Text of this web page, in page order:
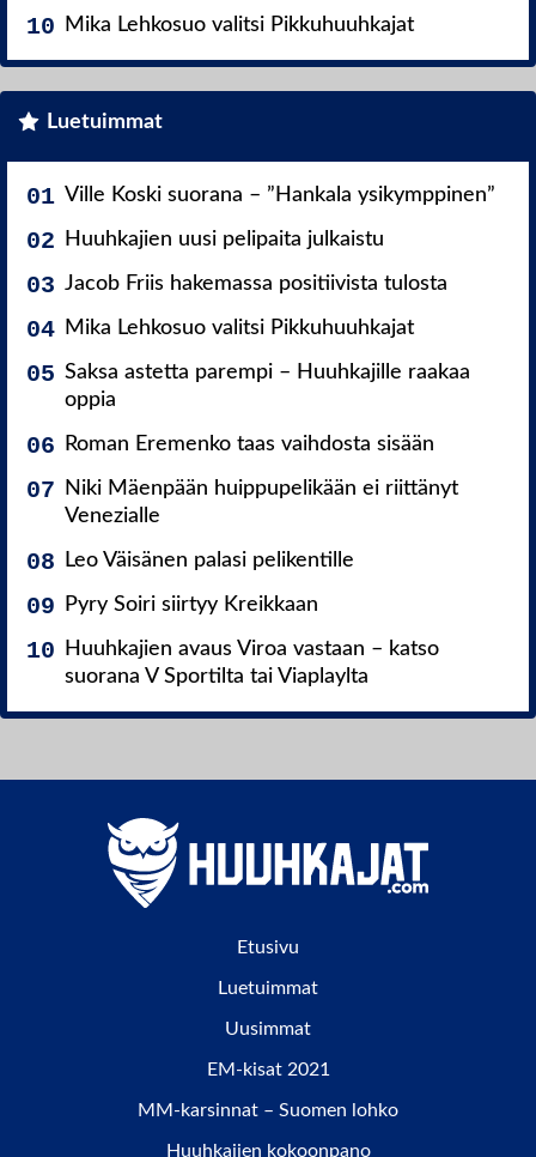
Mika Lehkosuo valitsi Pikkuhuuhkajat
Luetuimmat
Ville Koski suorana – ”Hankala ysikymppinen”
Huuhkajien uusi pelipaita julkaistu
Jacob Friis hakemassa positiivista tulosta
Mika Lehkosuo valitsi Pikkuhuuhkajat
Saksa astetta parempi – Huuhkajille raakaa
oppia
Roman Eremenko taas vaihdosta sisään
Niki Mäenpään huippupelikään ei riittänyt
Venezialle
Leo Väisänen palasi pelikentille
Pyry Soiri siirtyy Kreikkaan
Huuhkajien avaus Viroa vastaan – katso
suorana V Sportilta tai Viaplaylta
Etusivu
Luetuimmat
Uusimmat
EM-kisat 2021
MM-karsinnat – Suomen lohko
Huuhkajien kokoonpano